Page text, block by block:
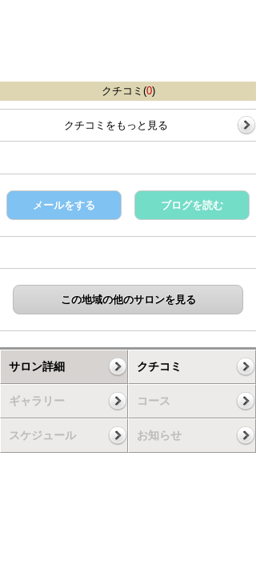
クチコミ(0)
クチコミをもっと見る
メールをする ブログを読む
この地域の他のサロンを見る
サロン詳細 クチコミ
ギャラリー コース
スケジュール お知らせ